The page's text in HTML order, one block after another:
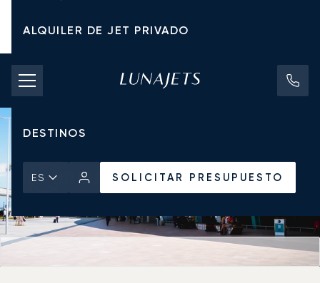
ALQUILER DE JET PRIVADO
TARIFAS DE CHÁRTER
JETS PRIVADOS
DESTINOS
ES SOLICITAR PRESUPUESTO